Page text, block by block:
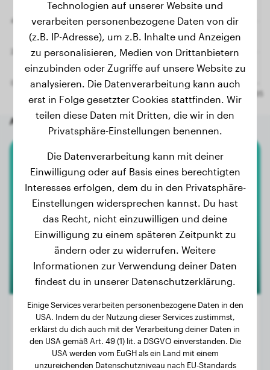
Andere zufällige Hunde
Foxterrier
Poison
Gewicht:
6 kg
3 Jahre
Technologien auf unserer Website und
verarbeiten personenbezogene Daten von dir
(z.B. IP-Adresse), um z.B. Inhalte und Anzeigen
zu personalisieren, Medien von Drittanbietern
einzubinden oder Zugriffe auf unsere Website zu
analysieren. Die Datenverarbeitung kann auch
erst in Folge gesetzter Cookies stattfinden. Wir
teilen diese Daten mit Dritten, die wir in den
Privatsphäre-Einstellungen benennen.
Die Datenverarbeitung kann mit deiner
Einwilligung oder auf Basis eines berechtigten
Interesses erfolgen, dem du in den Privatsphäre-
Einstellungen widersprechen kannst. Du hast
das Recht, nicht einzuwilligen und deine
Einwilligung zu einem späteren Zeitpunkt zu
ändern oder zu widerrufen. Weitere
Informationen zur Verwendung deiner Daten
findest du in unserer Datenschutzerklärung.
Einige Services verarbeiten personenbezogene Daten in den
USA. Indem du der Nutzung dieser Services zustimmst,
erklärst du dich auch mit der Verarbeitung deiner Daten in
den USA gemäß Art. 49 (1) lit. a DSGVO einverstanden. Die
USA werden vom EuGH als ein Land mit einem
unzureichenden Datenschutzniveau nach EU-Standards